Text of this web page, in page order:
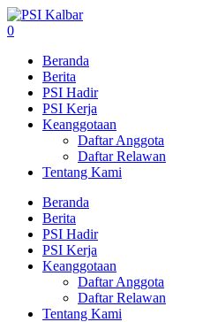
0
Beranda
Berita
PSI Hadir
PSI Kerja
Keanggotaan
Daftar Anggota
Daftar Relawan
Tentang Kami
Beranda
Berita
PSI Hadir
PSI Kerja
Keanggotaan
Daftar Anggota
Daftar Relawan
Tentang Kami